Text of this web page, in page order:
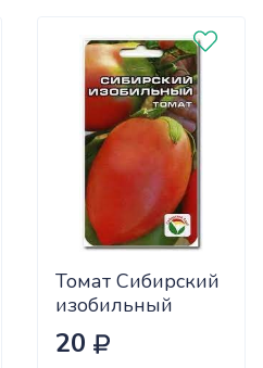
Томат Сибирский
изобильный
Сиб.сад Ц
20